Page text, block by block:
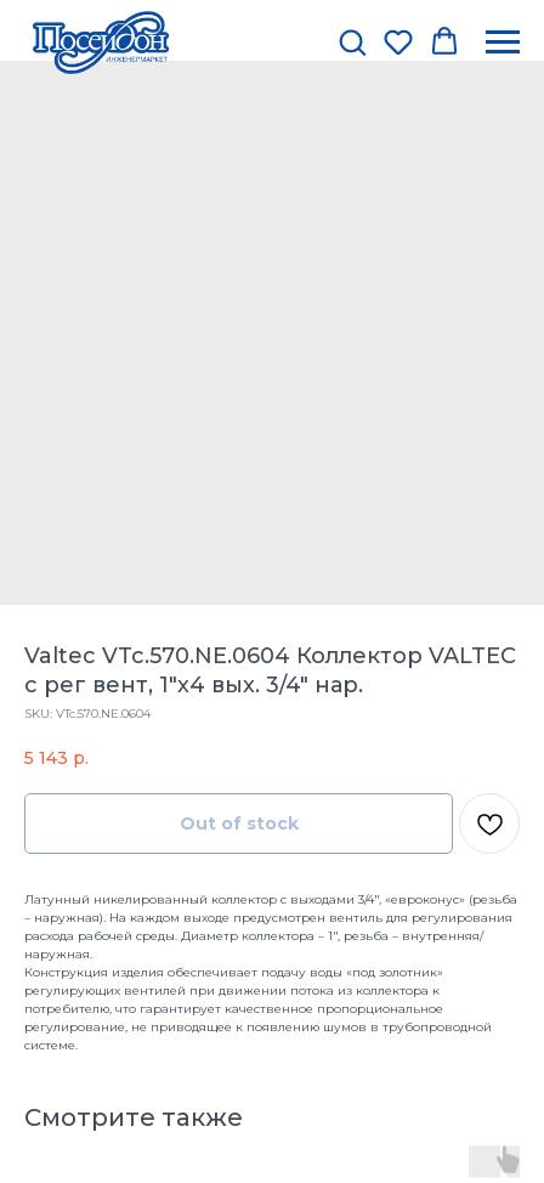
Valtec VTc.570.NE.0604 Коллектор VALTEC
с рег вент, 1"х4 вых. 3/4" нар.
SKU: VTc.570.NE.0604
5 143 р.
Out of stock
Латунный никелированный коллектор c выходами 3/4", «евроконус» (резьба
– наружная). На каждом выходе предусмотрен вентиль для регулирования
расхода рабочей среды. Диаметр коллектора – 1", резьба – внутренняя/
наружная.
Конструкция изделия обеспечивает подачу воды «под золотник»
регулирующих вентилей при движении потока из коллектора к
потребителю, что гарантирует качественное пропорциональное
регулирование, не приводящее к появлению шумов в трубопроводной
системе.
Смотрите также